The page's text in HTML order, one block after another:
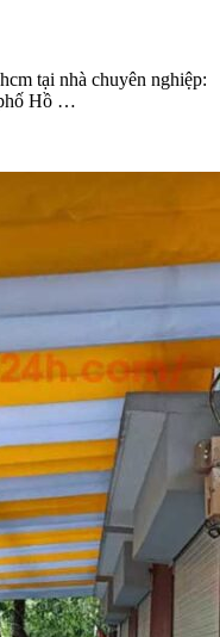
tại nhà chuyên nghiệp:
Hồ …